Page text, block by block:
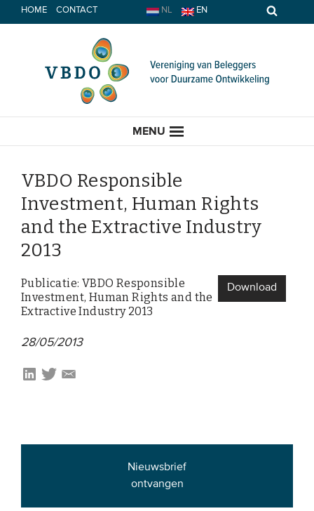
Spring
naar
HOME CONTACT NL EN
MENU
HOME
Nieuws
Opinie
MEDIA
VBDO Responsible
Investment, Human Rights
and the Extractive Industry
2013
Download
Publicatie: VBDO Responsible
Investment, Human Rights and the
Extractive Industry 2013
28/05/2013
Nieuwsbrief
ontvangen